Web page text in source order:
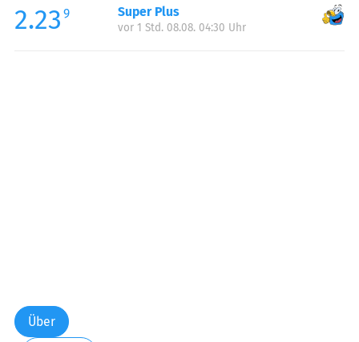
2.23 9 Super Plus
vor 1 Std. 08.08. 04:30 Uhr
Über